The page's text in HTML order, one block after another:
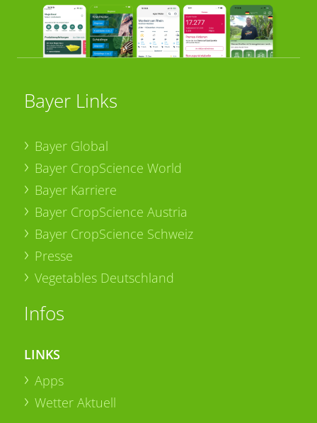
Bayer Links
Bayer Global
Bayer CropScience World
Bayer Karriere
Bayer CropScience Austria
Bayer CropScience Schweiz
Presse
Vegetables Deutschland
Infos
LINKS
Apps
Wetter Aktuell